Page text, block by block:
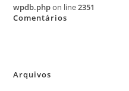
wpdb.phpon line2351
Comentários
Arquivos